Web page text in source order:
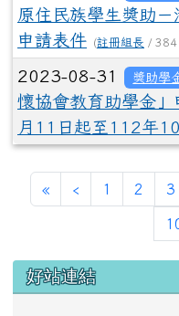
原住民族學生獎助－
申請表件
(註冊組長 / 384
2023-08-31 獎助學
懷協會教育助學金
月11日起至112年
«第一頁
‹ 上一頁
1 2 3
左邊區域內容
好站連結